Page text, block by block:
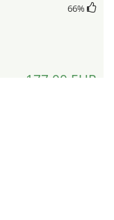
66%
177,00 EUR